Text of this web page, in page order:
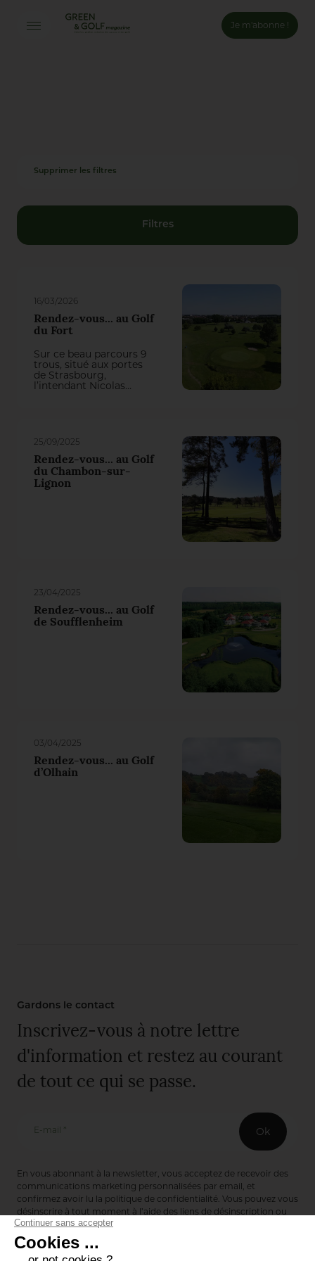
Je m'abonne !
Supprimer les filtres
Filtres
16/03/2026
Rendez-vous... au Golf
du Fort
Sur ce beau parcours 9
trous, situé aux portes
de Strasbourg,
l’intendant Nicolas
des alternatives au
chimique, déploiement
des robots de tonte :
tout est pensé pour
gagner en efficacité et
répondre aux fortes
25/09/2025
Rendez-vous... au Golf
du Chambon-sur-
Lignon
23/04/2025
Rendez-vous... au Golf
de Soufflenheim
03/04/2025
Rendez-vous... au Golf
d’Olhain
Gardons le contact
Inscrivez-vous à notre lettre
d'information et restez au courant
de tout ce qui se passe.
E-mail * Ok
En vous abonnant à la newsletter, vous acceptez de recevoir des
communications marketing personnalisées par email, et
confirmez avoir lu la politique de confidentialité. Vous pouvez vous
désinscrire à tout moment à l’aide des liens de désinscription ou
en nous contactant via notre formulaire de contact :
Editions de Bionnay